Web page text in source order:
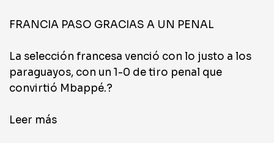
FRANCIA PASO GRACIAS A UN PENAL
La selección francesa venció con lo justo a los
paraguayos, con un 1-0 de tiro penal que
convirtió Mbappé.?
Leer más